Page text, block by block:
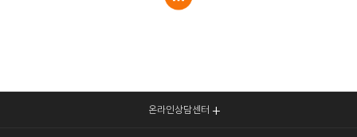
온라인상담센터